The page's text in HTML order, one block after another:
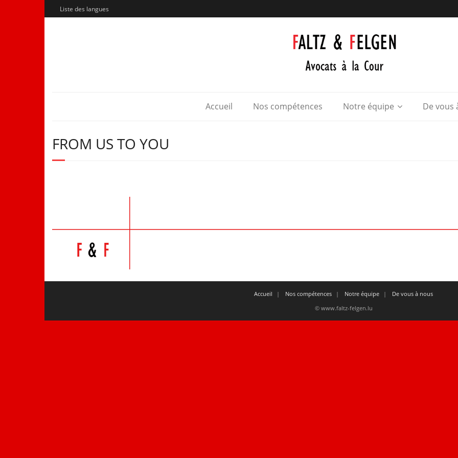
Liste des langues
Accueil Nos compétences Notre équipe De vous
FROM US TO YOU
Accueil Nos compétences Notre équipe
De vous à nous
© www.faltz-felgen.lu